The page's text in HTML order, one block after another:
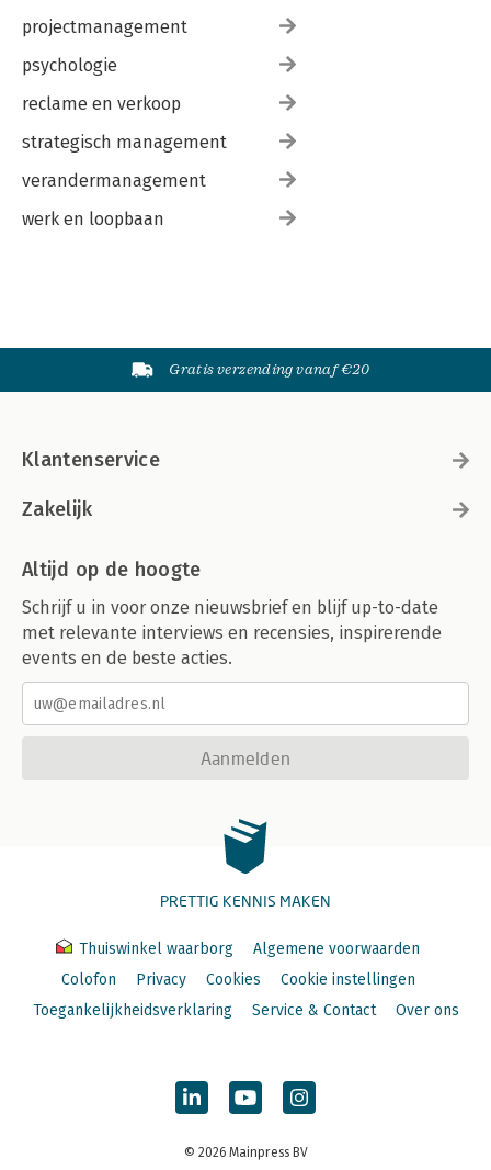
projectmanagement
psychologie
reclame en verkoop
strategisch management
verandermanagement
werk en loopbaan
Gratis verzending vanaf €20
Klantenservice
Zakelijk
Altijd op de hoogte
Schrijf u in voor onze nieuwsbrief en blijf up-to-date
met relevante interviews en recensies, inspirerende
events en de beste acties.
Aanmelden
PRETTIG KENNIS MAKEN
Thuiswinkel waarborg
Algemene voorwaarden
Colofon
Privacy Cookies
Cookie instellingen
Toegankelijkheidsverklaring
Service & Contact Over ons
© 2026 Mainpress BV